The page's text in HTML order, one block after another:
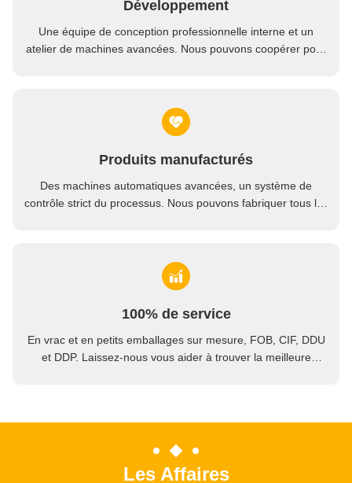
Développement
Une équipe de conception professionnelle interne et un
atelier de machines avancées. Nous pouvons coopérer pour
Produits manufacturés
Des machines automatiques avancées, un système de
contrôle strict du processus. Nous pouvons fabriquer tous les
100% de service
En vrac et en petits emballages sur mesure, FOB, CIF, DDU
et DDP. Laissez-nous vous aider à trouver la meilleure
Les Affaires